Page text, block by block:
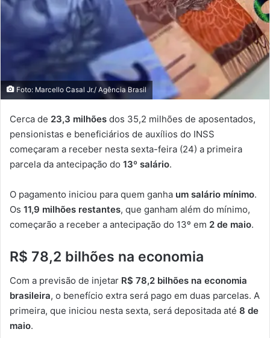
Foto: Marcello Casal Jr./ Agência Brasil
Cerca de 23,3 milhões dos 35,2 milhões de aposentados,
pensionistas e beneficiários de auxílios do INSS
começaram a receber nesta sexta-feira (24) a primeira
parcela da antecipação do 13º salário.
O pagamento iniciou para quem ganha um salário mínimo.
Os 11,9 milhões restantes, que ganham além do mínimo,
começarão a receber a antecipação do 13º em 2 de maio.
R$ 78,2 bilhões na economia
Com a previsão de injetar R$ 78,2 bilhões na economia
brasileira, o benefício extra será pago em duas parcelas. A
primeira, que iniciou nesta sexta, será depositada até 8 de
maio.